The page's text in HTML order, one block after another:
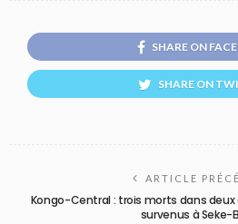
SHARE ON
SHARE ON
ARTICLE
Kongo-Central : trois morts dans
survenus à Seke-